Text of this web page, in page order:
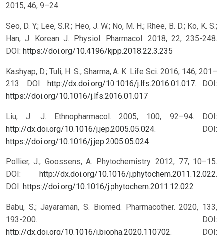
2015, 46, 9–24.
Seo, D. Y.; Lee, S.R.; Heo, J. W.; No, M. H.; Rhee, B. D.; Ko, K. S.;
Han, J. Korean J. Physiol. Pharmacol. 2018, 22, 235-248.
DOI: https://doi.org/10.4196/kjpp.2018.22.3.235
Kashyap, D.; Tuli, H. S.; Sharma, A. K. Life Sci. 2016, 146, 201–
213. DOI:http://dx.doi.org/10.1016/j.lfs.2016.01.017. DOI:
https://doi.org/10.1016/j.lfs.2016.01.017
Liu, J. J. Ethnopharmacol. 2005, 100, 92–94. DOI:
http://dx.doi.org/10.1016/j.jep.2005.05.024. DOI:
https://doi.org/10.1016/j.jep.2005.05.024
Pollier, J.; Goossens, A. Phytochemistry. 2012, 77, 10–15.
DOI: http://dx.doi.org/10.1016/j.phytochem.2011.12.022.
DOI: https://doi.org/10.1016/j.phytochem.2011.12.022
Babu, S.; Jayaraman, S. Biomed. Pharmacother. 2020, 133,
193-200. DOI:
http://dx.doi.org/10.1016/j.biopha.2020.110702. DOI: